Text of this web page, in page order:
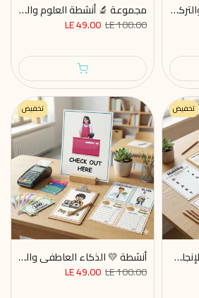
🧠 أنشطة تنمية التفكير والتركيز الذهني
مجموعة 🔬 أنشطة العلوم والمعرفة للأطفال قابلة للطباعة
LE 100.00
LE 49.00
تخفيض
🇬🇧 أنشطة تعلم اللغة الإنجليزية والقراءة – ملف PDF قابل للطباعة
تخفيض
أنشطة 💛 الذكاء العاطفي واللعب التخيلي
LE 100.00
LE 49.00